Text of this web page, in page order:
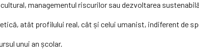
managementul riscurilor sau dezvoltarea
atât profilului real, cât și celui umanist, indiferent de
unui an școlar.